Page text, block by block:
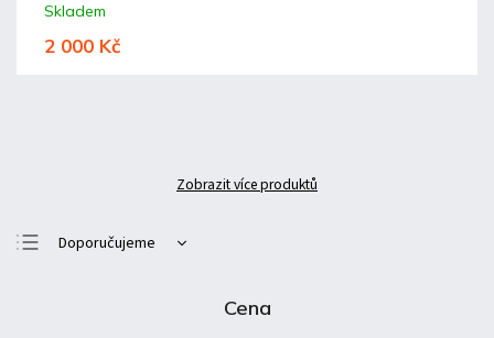
Skladem
2 000 Kč
Zobrazit více produktů
Doporučujeme
Cena